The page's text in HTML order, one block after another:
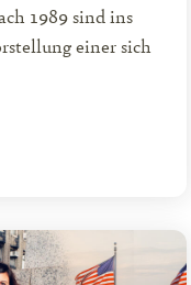
1989 sind ins
einer sich